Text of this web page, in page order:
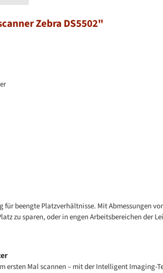
Zebra DS5502"
für beengte Platzverhältnisse. Mit Abmessungen
zu sparen, oder in engen Arbeitsbereichen
ersten Mal scannen – mit der Intelligent